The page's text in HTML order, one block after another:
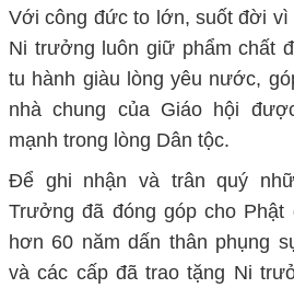
Với công đức to lớn, suốt đời
Ni trưởng luôn giữ phẩm chất
tu hành giàu lòng yêu nước,
nhà chung của Giáo hội
mạnh trong lòng Dân tộc.
Để ghi nhận và trân quý
Trưởng đã đóng góp cho Phật
hơn 60 năm dấn thân phụng
và các cấp đã trao tặng Ni